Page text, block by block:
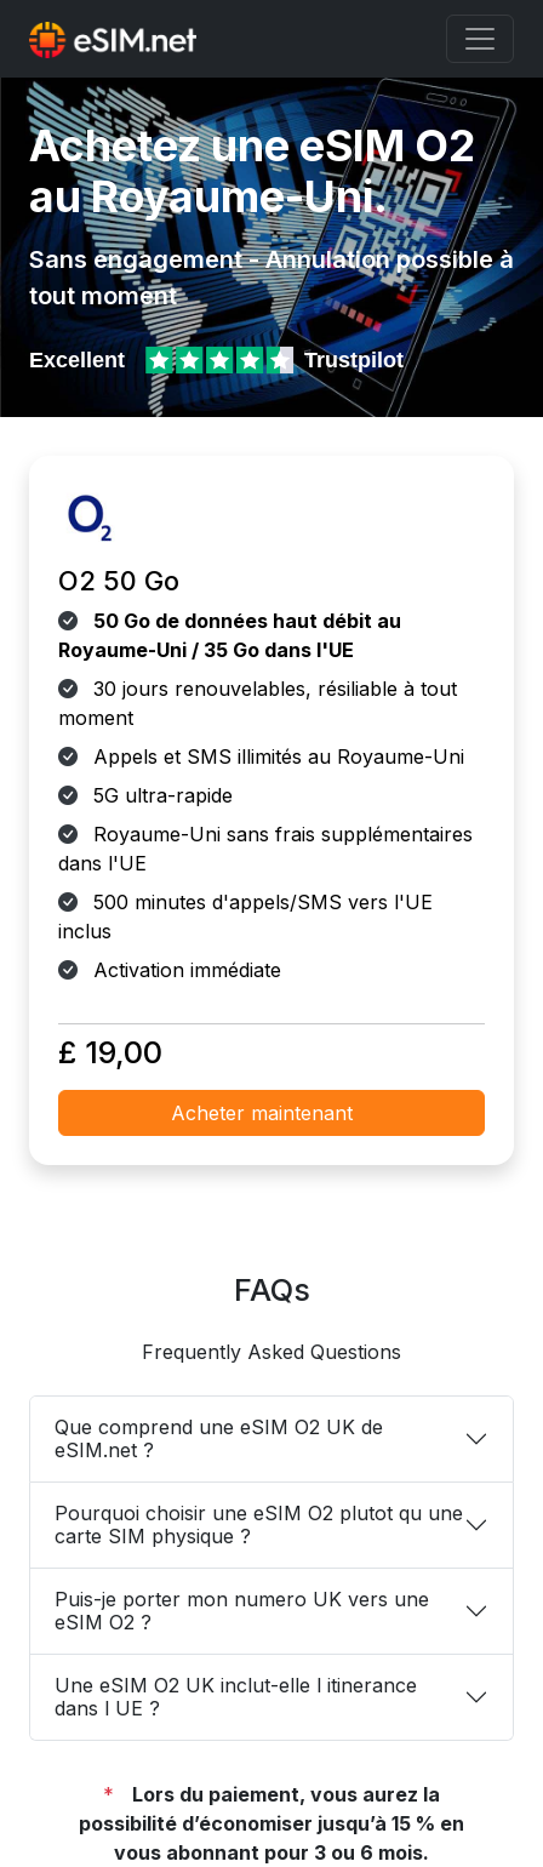
Achetez une eSIM O2
au Royaume-Uni.
Sans engagement - Annulation possible à
tout moment
O2 50 Go
50 Go de données haut débit au
Royaume-Uni / 35 Go dans l'UE
30 jours renouvelables, résiliable à tout
moment
Appels et SMS illimités au Royaume-Uni
5G ultra-rapide
Royaume-Uni sans frais supplémentaires
dans l'UE
500 minutes d'appels/SMS vers l'UE
inclus
Activation immédiate
£ 19,00
Acheter maintenant
FAQs
Frequently Asked Questions
Que comprend une eSIM O2 UK de
eSIM.net ?
Pourquoi choisir une eSIM O2 plutot qu une
carte SIM physique ?
Puis-je porter mon numero UK vers une
eSIM O2 ?
Une eSIM O2 UK inclut-elle l itinerance
dans l UE ?
*
Lors du paiement, vous aurez la
possibilité d’économiser jusqu’à 15 % en
vous abonnant pour 3 ou 6 mois.